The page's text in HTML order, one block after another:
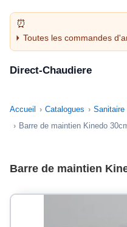
Toutes les commandes
avant 14H sont expédiées
Direct-Chaudiere
Accueil Catalogues Sanitaire
Barre de maintien Kinedo
Barre de maintien